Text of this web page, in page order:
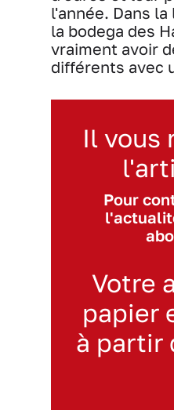
l'année. Dans
la bodega des
vraiment avoir
différents avec
Il vous
Pour
Votre
papier
à partir